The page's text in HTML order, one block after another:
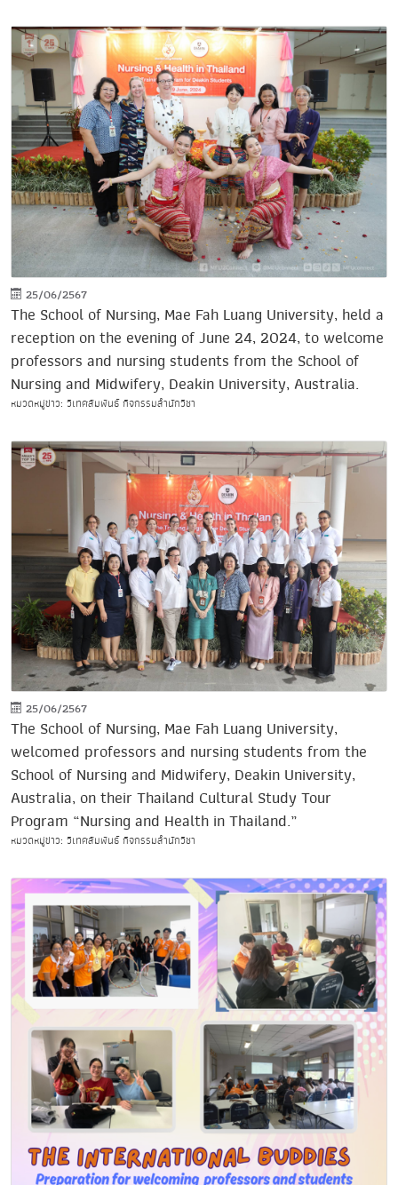
25/06/2567
The School of Nursing, Mae Fah Luang University, held a
reception on the evening of June 24, 2024, to welcome
professors and nursing students from the School of
Nursing and Midwifery, Deakin University, Australia.
หมวดหมู่ข่าว: วิเทศสัมพันธ์ กิจกรรมสำนักวิชา
25/06/2567
The School of Nursing, Mae Fah Luang University,
welcomed professors and nursing students from the
School of Nursing and Midwifery, Deakin University,
Australia, on their Thailand Cultural Study Tour
Program “Nursing and Health in Thailand.”
หมวดหมู่ข่าว: วิเทศสัมพันธ์ กิจกรรมสำนักวิชา